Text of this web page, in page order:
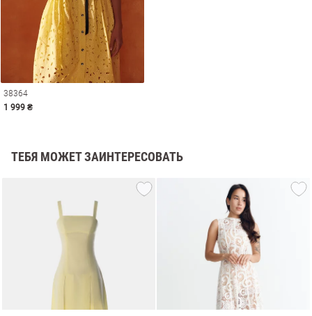
38364
1 999 ₴
ТЕБЯ МОЖЕТ ЗАИНТЕРЕСОВАТЬ